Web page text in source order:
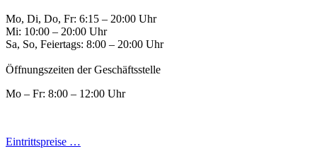
Mo, Di, Do, Fr: 6:15 – 20:00 Uhr
Mi: 10:00 – 20:00 Uhr
Sa, So, Feiertags: 8:00 – 20:00 Uhr
Öffnungszeiten der Geschäftsstelle
Mo – Fr: 8:00 – 12:00 Uhr
Eintrittspreise …